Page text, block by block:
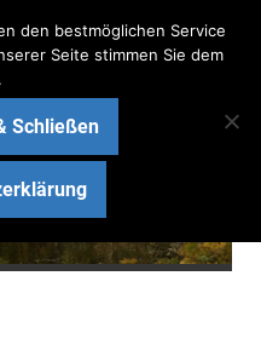
Bau-Blog
Massivhaus mit ARGE
den bestmöglichen Service
Seite stimmen Sie dem
Schließen